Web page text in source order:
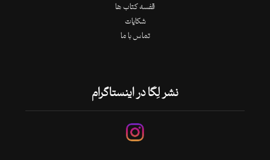
قفسه کتاب ها
شکایات
تماس با ما
نشر لِگا در اینستاگرام